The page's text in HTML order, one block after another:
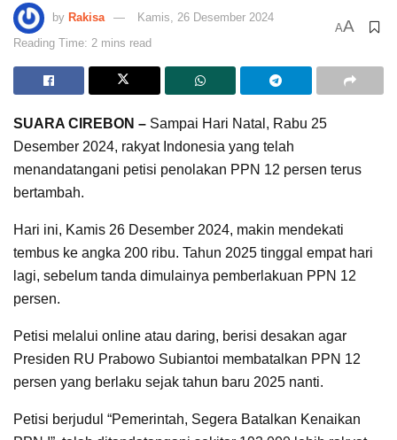
by Rakisa
Kamis, 26 Desember 2024
Reading Time: 2 mins read
AA
SUARA CIREBON – Sampai Hari Natal, Rabu 25
Desember 2024, rakyat Indonesia yang telah
menandatangani petisi penolakan PPN 12 persen terus
bertambah.
Hari ini, Kamis 26 Desember 2024, makin mendekati
tembus ke angka 200 ribu. Tahun 2025 tinggal empat hari
lagi, sebelum tanda dimulainya pemberlakuan PPN 12
persen.
Petisi melalui online atau daring, berisi desakan agar
Presiden RU Prabowo Subiantoi membatalkan PPN 12
persen yang berlaku sejak tahun baru 2025 nanti.
Petisi berjudul “Pemerintah, Segera Batalkan Kenaikan